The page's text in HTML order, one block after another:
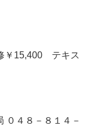
￥15,400 テキス
０４８－８１４－